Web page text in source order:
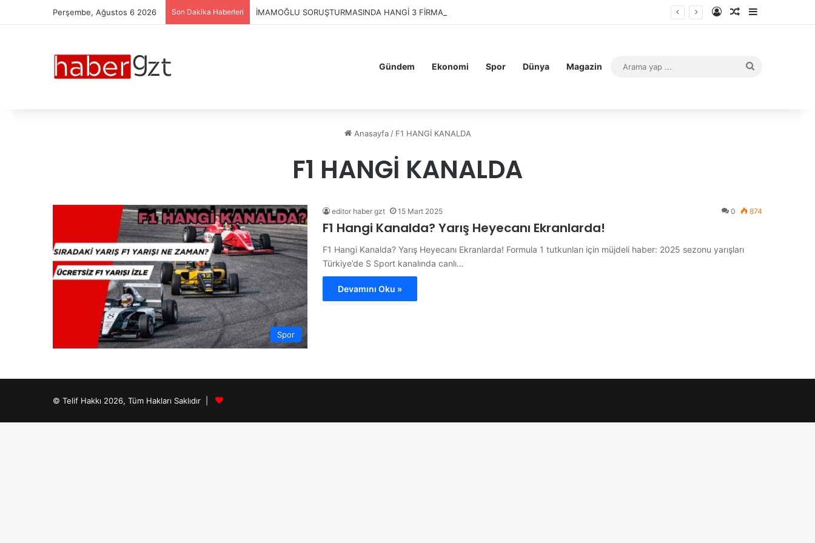
Perşembe, Ağustos 6 2026 Son Dakika Haberleri İMAMOĞLU SORUŞTURMASINDA HANGİ 3 FİRMAYA EL KONULDU? Kayıt OlRastgele Makale
Kenar
Gündem Ekonomi Spor Dünya Magazin
Anasayfa / F1 HANGİ KANALDA
F1 HANGİ KANALDA
Spor
editor haber gzt 15 Mart 2025 0 874
F1 Hangi Kanalda? Yarış Heyecanı Ekranlarda!
F1 Hangi Kanalda? Yarış Heyecanı Ekranlarda! Formula 1 tutkunları için müjdeli haber: 2025 sezonu yarışları
Türkiye’de S Sport kanalında canlı…
Devamını Oku »
© Telif Hakkı 2026, Tüm Hakları Saklıdır |